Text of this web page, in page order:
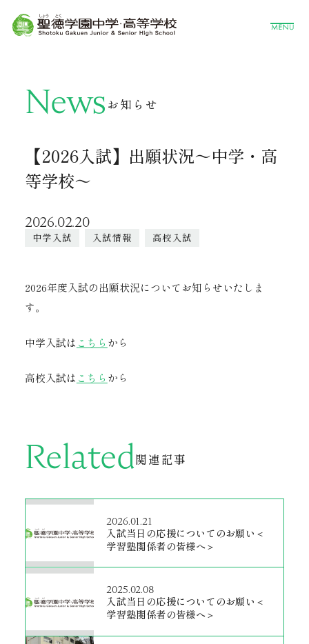
News お知らせ
【2026入試】出願状況～中学・高
等学校～
2026.02.20
中学入試 入試情報 高校入試
2026年度入試の出願状況についてお知らせいたしま
す。
中学入試は こちら から
高校入試は こちら から
Related関連記事
2026.01.21
入試当日の応援についてのお願い＜
学習塾関係者の皆様へ＞
2025.02.08
入試当日の応援についてのお願い＜
学習塾関係者の皆様へ＞